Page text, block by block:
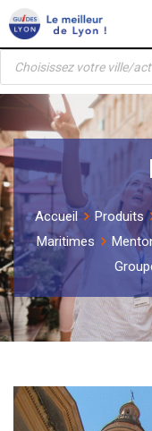
Skip
to
content
Recherche
produits
Accueil Produits
Maritimes